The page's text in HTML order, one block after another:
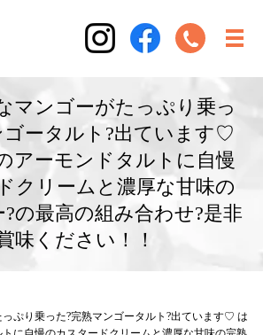
マンゴーがたっぷり乗っ
ゴータルト?出ています♡
アーモンドタルトに自慢
クリームと濃厚な甘味の
の最高の組み合わせ?是非
味ください！！
ぷり乗った?完熟マンゴータルト?出ています♡ は